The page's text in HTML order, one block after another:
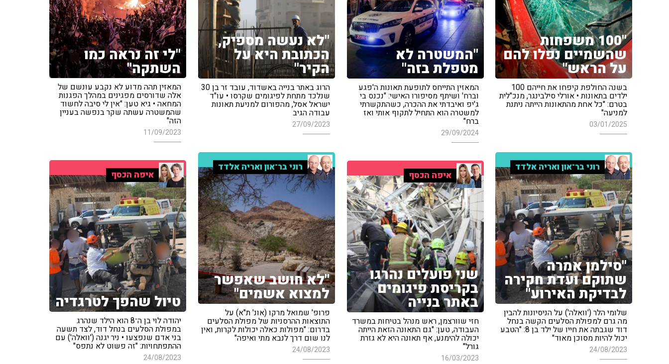
"100 משפחות
שהשמיים נפלו להם
על הראש"
בשנה החולפת קיפחו את חייהם 100
ילדים בתאונות • אורלי סילבינגר, מנכ"לית
בטרם: "כל אחת מהתאונות הייתה ניתנת
למניעה"
03/01/2025
"המשטרה לא
מטפלת בזה"
המאזין התייחס לתופעת תאונות ה'פגע
וברח' ושיתף מסיפורו האישי: "נכנס בי
ג'יפ ואיבדתי את ההכרה, כשהתקשרתי
למשטרה הוא התחיל לתקוף אותי ואז
ברח"
29/09/2024
"לא נעשה מספיק,
הכתובת היא על
הקיר"
הרוג באתר בנייה באשדוד, עובד זר בן 30
שנלכד מתחת לפיגומים שקרסו • עו"ד
ישראל אסל, מהפורום למניעת תאונות
עבודה הגיב
27/09/2023
"לי זה נראה כמו
השתקה"
המאזין תהה מדוע לא נקבע עונשם של
אלה שדורסים מפגינים במהלך הפגנות
המחאה • גיא טען: "אין לי סיבה לחשוד
שהמשטרה עשתה שקר בנפשה בעניין
הזה"
11/09/2023
רוני בר־און ואריה אלדד
"סילמן אמרה
שתוקם ועדת חקירה
לבדיקת האירוע"
שלומי הלר ('וואלה') על הניסיונות להבין
מה גרם למפולת הסלעים הקשה בנחל
דוד שגבתה את חייו של ילד בן 8: "הטבע
יכול להיות מסוכן מאוד"
24/08/2023
רוני בר־און ואריה אלדד
"לא חושב שאפשר
למצוא אשמים"
פרופ' שמואל מרקו (אונ' ת"א) על
התוצאות ההרסניות של מפולת הסלעים
בדרום: "מפולות כאלה יכולות לקרות, ואין
לנו שום דרך לנבא מתי ואיפה"
24/08/2023
איפה הכסף
טיול שהפך לטרגדיה
יהודה לוי בן ה־8 הוא הילד שנהרג
במפולת הסלעים בנחל דוד, לצד תשעה
בני אדם שנפצעו • ניר יגנה ('וואלה') עם
ההתפתחויות: "זה פשוט לא נתפס"
24/08/2023
איפה הכסף
שני פועלים נהרגו
בקריסת פיגומים
באתר בנייה
חזי שוורצמן, ראש מנהל בטיחות במשרד
העבודה, טען: "גם התאונה הזאת הייתה
יכולה להימנע, אף תאונה היא לא גזרת
גורל"
16/03/2023